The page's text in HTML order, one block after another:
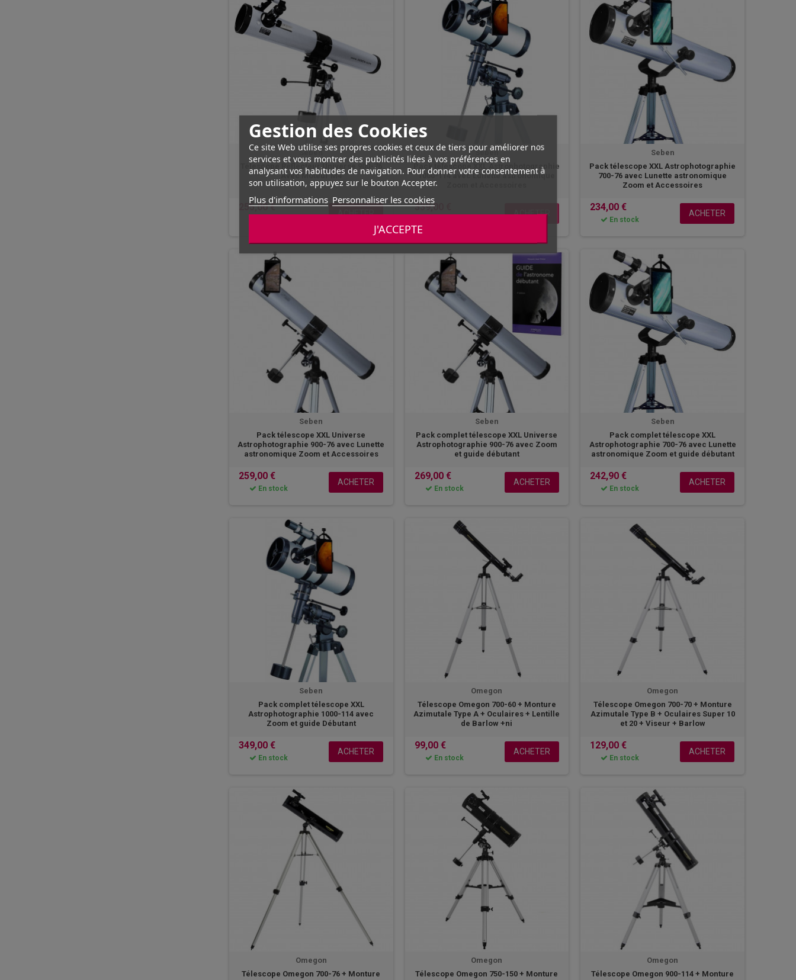
Gestion des Cookies
Ce site Web utilise ses propres cookies et ceux de tiers pour améliorer nos
services et vous montrer des publicités liées à vos préférences en
analysant vos habitudes de navigation. Pour donner votre consentement à
son utilisation, appuyez sur le bouton Accepter.
Plus d'informations Personnaliser les cookies
J'ACCEPTE
Seben
Télescope Réflecteur Universe 900-76
Avec Moteur M4
255,00 €
ACHETER
Seben
Pack télescope XXL Astrophotographie
1000-114 avec Lunette astronomique
339,00 €
ACHETER
Seben
Pack télescope XXL Astrophotographie
700-76 avec Lunette astronomique
Zoom et Accessoires
234,00 €
En stock
ACHETER
Seben
Pack télescope XXL Universe
Astrophotographie 900-76 avec Lunette
astronomique Zoom et Accessoires
259,00 €
En stock
ACHETER
Seben
Pack complet télescope XXL Universe
Astrophotographie 900-76 avec Zoom
et guide débutant
269,00 €
En stock
ACHETER
Seben
Pack complet télescope XXL
Astrophotographie 700-76 avec Lunette
astronomique Zoom et guide débutant
242,90 €
En stock
ACHETER
Seben
Pack complet télescope XXL
Astrophotographie 1000-114 avec
Zoom et guide Débutant
349,00 €
En stock
ACHETER
Omegon
Télescope Omegon 700-60 + Monture
Azimutale Type A + Oculaires + Lentille
de Barlow +ni
99,00 €
En stock
ACHETER
Omegon
Télescope Omegon 700-70 + Monture
Azimutale Type B + Oculaires Super 10
et 20 + Viseur + Barlow
129,00 €
En stock
ACHETER
Omegon
Télescope Omegon 700-76 + Monture
Omegon
Télescope Omegon 750-150 + Monture
Omegon
Télescope Omegon 900-114 + Monture